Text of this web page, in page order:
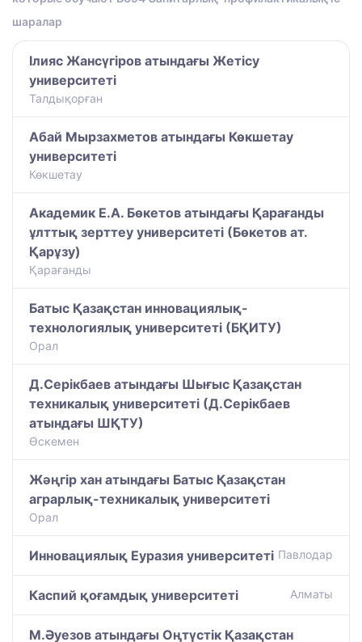
шаралар
Ілияс Жансүгіров атындағы Жетісу
университеті
Талдықорған
Абай Мырзахметов атындағы Көкшетау
университеті
Көкшетау
Академик Е.А. Бөкетов атындағы Қарағанды
ұлттық зерттеу университеті (Бөкетов ат.
Қарұзу)
Қарағанды
Батыс Қазақстан инновациялық-
технологиялық университеті (БҚИТУ)
Орал
Д.Серікбаев атындағы Шығыс Қазақстан
техникалық университеті (Д.Серікбаев
атындағы ШҚТУ)
Өскемен
Жәңгір хан атындағы Батыс Қазақстан
аграрлық-техникалық университеті
Орал
Инновациялық Еуразия университеті Павлодар
Каспий қоғамдық университеті Алматы
М.Әуезов атындағы Оңтүстік Қазақстан